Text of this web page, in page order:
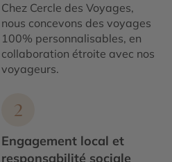
Chez Cercle des Voyages,
nous concevons des voyages
100% personnalisables, en
collaboration étroite avec nos
voyageurs.
2
Engagement local et
responsabilité sociale